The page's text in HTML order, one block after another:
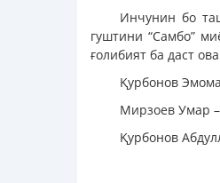
Инчунин бо
гуштини “Самбо”
ғолибият ба даст
Қурбонов
Мирзоев Умар
Қурбонов